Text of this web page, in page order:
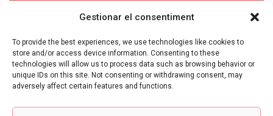
Gestionar el consentiment
To provide the best experiences, we use technologies like cookies to
store and/or access device information. Consenting to these
technologies will allow us to process data such as browsing behavior or
unique IDs on this site. Not consenting or withdrawing consent, may
adversely affect certain features and functions.